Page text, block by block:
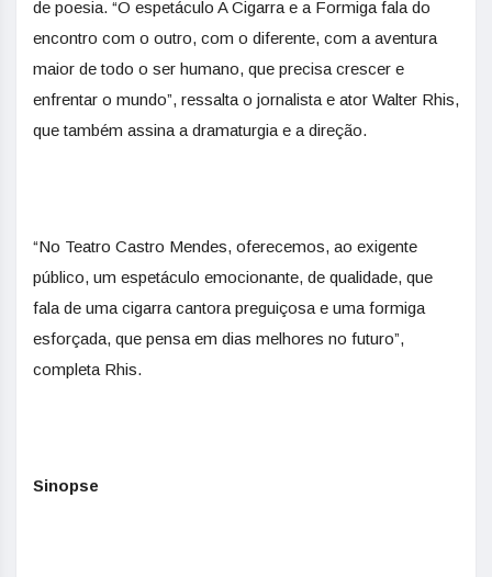
de poesia. “O espetáculo A Cigarra e a Formiga fala do
encontro com o outro, com o diferente, com a aventura
maior de todo o ser humano, que precisa crescer e
enfrentar o mundo”, ressalta o jornalista e ator Walter Rhis,
que também assina a dramaturgia e a direção.
“No Teatro Castro Mendes, oferecemos, ao exigente
público, um espetáculo emocionante, de qualidade, que
fala de uma cigarra cantora preguiçosa e uma formiga
esforçada, que pensa em dias melhores no futuro”,
completa Rhis.
Sinopse